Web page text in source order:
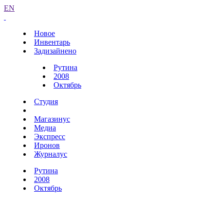
EN
Новое
Инвентарь
Задизайнено
Рутина
2008
Октябрь
Студия
Магазинус
Медиа
Экспресс
Иронов
Журналус
Рутина
2008
Октябрь